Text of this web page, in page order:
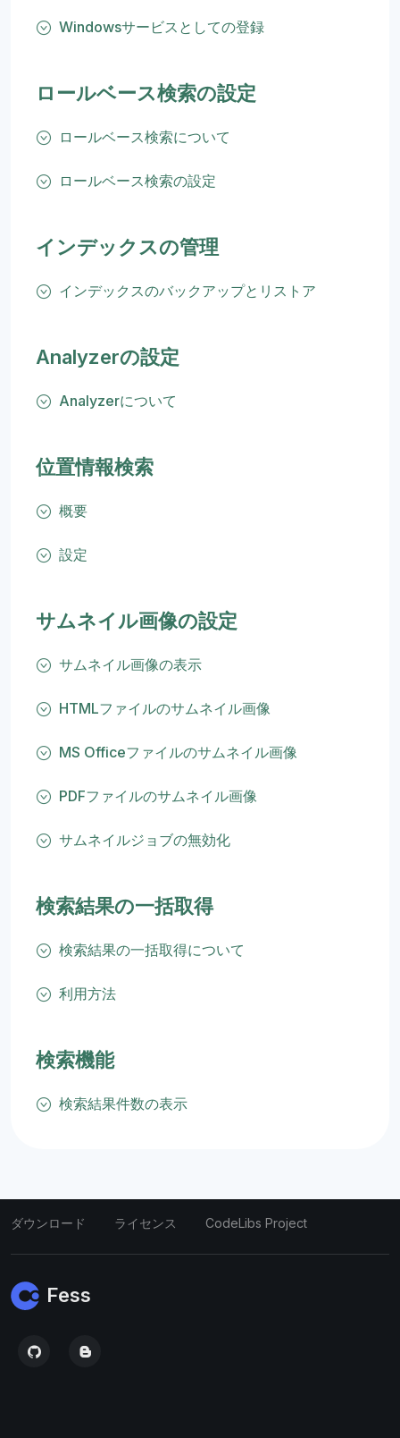
Windowsサービスとしての登録
ロールベース検索の設定
ロールベース検索について
ロールベース検索の設定
インデックスの管理
インデックスのバックアップとリストア
Analyzerの設定
Analyzerについて
位置情報検索
概要
設定
サムネイル画像の設定
サムネイル画像の表示
HTMLファイルのサムネイル画像
MS Officeファイルのサムネイル画像
PDFファイルのサムネイル画像
サムネイルジョブの無効化
検索結果の一括取得
検索結果の一括取得について
利用方法
検索機能
検索結果件数の表示
ダウンロード ライセンス CodeLibs Project
Fess